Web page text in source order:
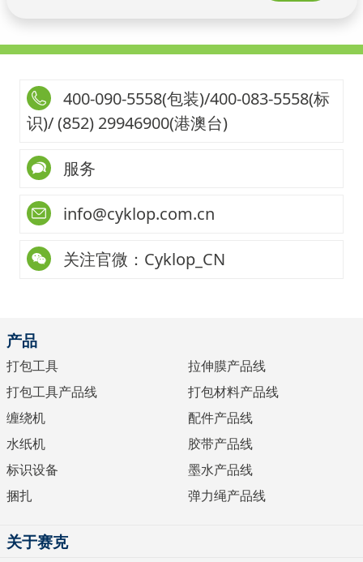
400-090-5558(包装)/400-083-5558(标
识)/ (852) 29946900(港澳台)
服务
info@cyklop.com.cn
关注官微：Cyklop_CN
产品
打包工具
打包工具产品线
缠绕机
水纸机
标识设备
捆扎
拉伸膜产品线
打包材料产品线
配件产品线
胶带产品线
墨水产品线
弹力绳产品线
关于赛克